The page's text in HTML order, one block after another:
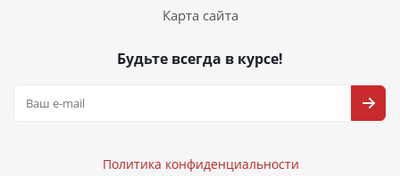
Карта сайта
Будьте всегда в курсе!
Политика конфиденциальности